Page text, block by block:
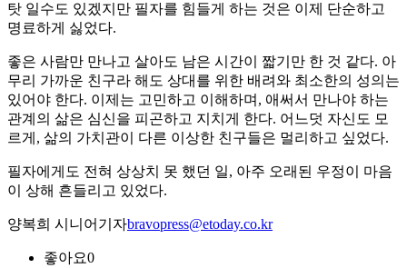
탓 일수도 있겠지만 필자를 힘들게 하는 것은 이제 단순하고
명료하게 싫었다.
좋은 사람만 만나고 살아도 남은 시간이 짧기만 한 것 같다. 아
무리 가까운 친구라 해도 상대를 위한 배려와 최소한의 성의는
있어야 한다. 이제는 고민하고 이해하며, 애써서 만나야 하는
관계의 삶은 심신을 피곤하고 지치게 한다. 어느덧 자신도 모
르게, 삶의 가치관이 다른 이상한 친구들은 멀리하고 싶었다.
필자에게도 전혀 상상치 못 했던 일, 아주 오래된 우정이 마음
이 상해 흔들리고 있었다.
양복희 시니어기자bravopress@etoday.co.kr
좋아요0